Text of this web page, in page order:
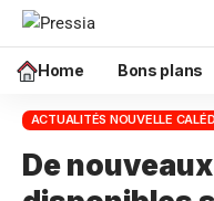
Home Bons plans
ACTUALITÉS NOUVELLE
De